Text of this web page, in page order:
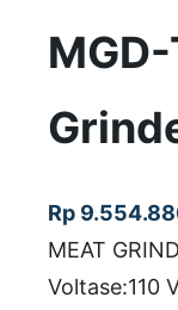
Rp
MEAT
Voltase:110